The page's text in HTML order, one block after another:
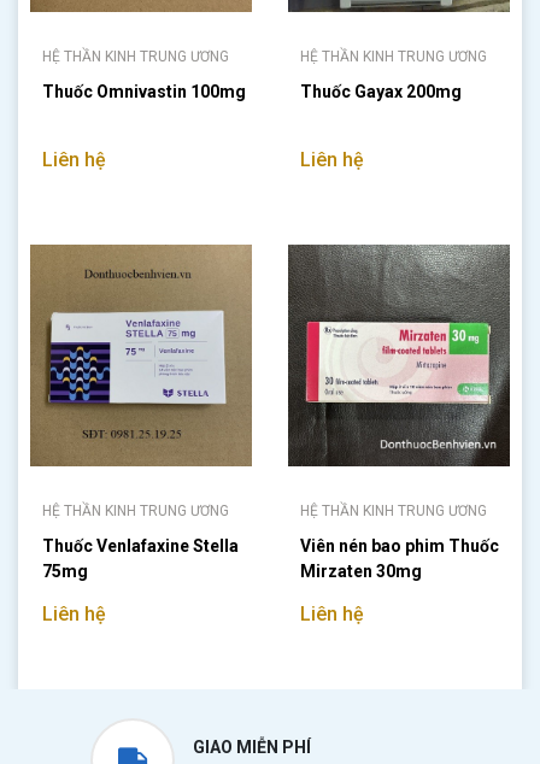
HỆ THẦN KINH TRUNG ƯƠNG
Thuốc Omnivastin 100mg
Liên hệ
HỆ THẦN KINH TRUNG ƯƠNG
Thuốc Gayax 200mg
Liên hệ
HỆ THẦN KINH TRUNG ƯƠNG
Thuốc Venlafaxine Stella
75mg
Liên hệ
HỆ THẦN KINH TRUNG ƯƠNG
Viên nén bao phim Thuốc
Mirzaten 30mg
Liên hệ
GIAO MIỄN PHÍ